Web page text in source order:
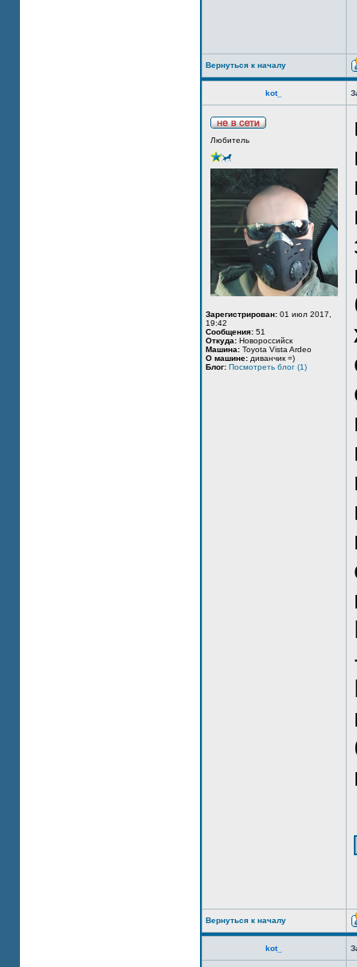
Вернуться к началу
kot_
Любитель
Зарегистрирован: 01 июл 2017,
19:42
Сообщения: 51
Откуда: Новороссийск
Машина: Toyota Vista Ardeo
О машине: диванчик =)
Блог: Посмотреть блог (1)
Вернуться к началу
kot_